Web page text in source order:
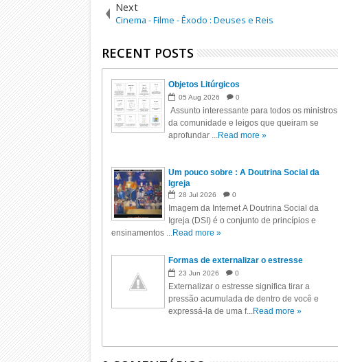
Next
Cinema - Filme - Êxodo : Deuses e Reis
RECENT POSTS
Objetos Litúrgicos
05 Aug 2026 0
Assunto interessante para todos os ministros
da comunidade e leigos que queiram se
aprofundar ...Read more »
Um pouco sobre : A Doutrina Social da
Igreja
28 Jul 2026 0
Imagem da Internet A Doutrina Social da
Igreja (DSI) é o conjunto de princípios e
ensinamentos ...Read more »
Formas de externalizar o estresse
23 Jun 2026 0
Externalizar o estresse significa tirar a
pressão acumulada de dentro de você e
expressá-la de uma f...Read more »